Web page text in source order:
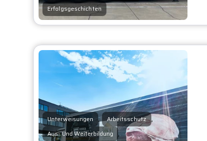
Erfolgsgeschichten
Unterweisungen , Arbeitsschutz ,
Aus- Und Weiterbildung ,